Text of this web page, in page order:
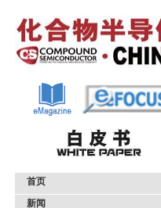
首页
新闻